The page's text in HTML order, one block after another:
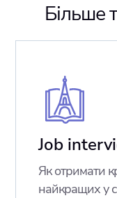
Більше
Job
Як отримати
найкращих у